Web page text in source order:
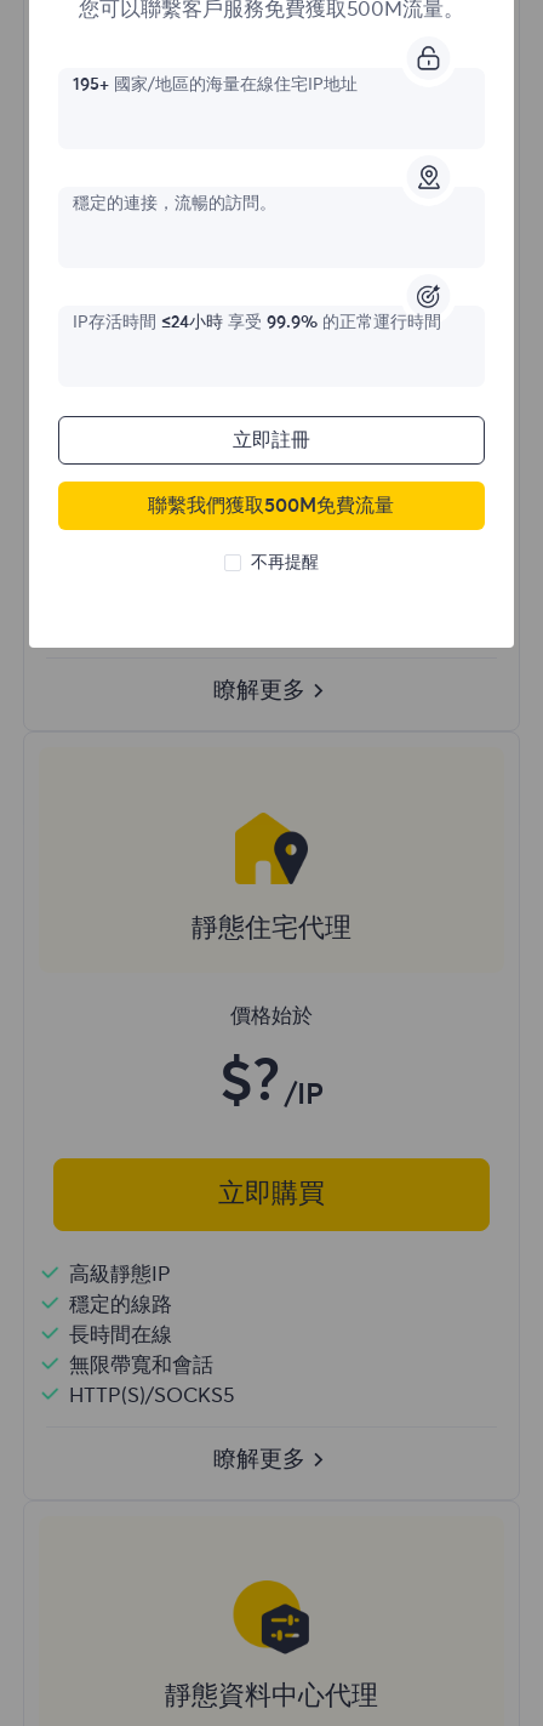
$?/天
立即購買
不限流量使用
全球超過50個地區
瞭解更多
靜態住宅代理
價格始於
$? /IP
立即購買
高級靜態IP
穩定的線路
長時間在線
無限帶寬和會話
HTTP(S)/SOCKS5
瞭解更多
靜態資料中心代理
您可以聯繫客戶服務免費獲取500M流量。
195+國家/地區的海量在線住宅IP地址
穩定的連接，流暢的訪問。
IP存活時間 ≤24小時享受 99.9%的正常運行時間
立即註冊
聯繫我們獲取500M免費流量
不再提醒